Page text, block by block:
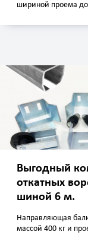
шириной проема
Выгодный
откатных
шиной 6 м.
Направляющая
массой 400 кг и